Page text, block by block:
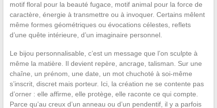
motif floral pour la beauté fugace, motif animal pour la force de
caractère, énergie à transmettre ou à invoquer. Certains mêlent
même formes géométriques ou évocations célestes, reflets
d’une quête intérieure, d’un imaginaire personnel.
Le bijou personnalisable, c’est un message que l’on sculpte à
même la matière. Il devient repère, ancrage, talisman. Sur une
chaîne, un prénom, une date, un mot chuchoté à soi-même
s’inscrit, discret mais porteur. Ici, la création ne se contente pas
d’orner : elle affirme, elle protège, elle raconte ce qui compte.
Parce qu’au creux d’un anneau ou d’un pendentif, il y a parfois